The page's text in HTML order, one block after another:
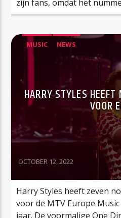
zijn fans, omdat het
MUSIC NEWS
HARRY STYLES
VOOR
OCTOBER 12, 2022
Harry Styles heeft zeven
voor de MTV Europe Music
jaar. De voormalige One